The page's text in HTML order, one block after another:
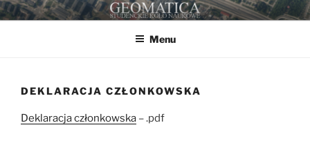
Przejdź
do
GEOMATICA
STUDENCKIE KOŁO NAUKOWE
Menu
DEKLARACJA CZŁONKOWSKA
Deklaracja członkowska – .pdf